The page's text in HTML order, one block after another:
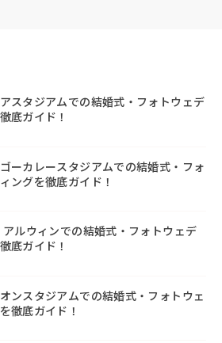
スタジアムでの結婚式・フォトウェデ
底ガイド！
ーカレースタジアムでの結婚式・フォ
ングを徹底ガイド！
ルウィンでの結婚式・フォトウェデ
底ガイド！
ンスタジアムでの結婚式・フォトウェ
徹底ガイド！